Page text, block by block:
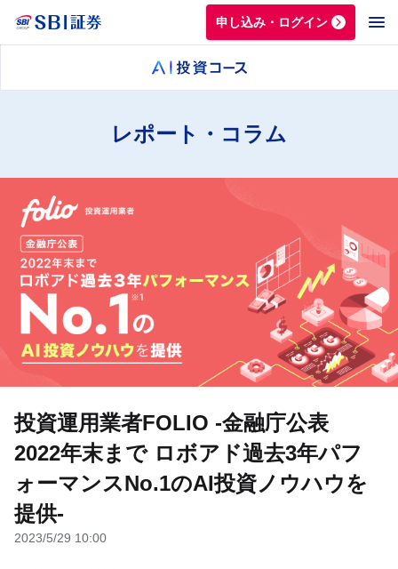
申し込み・ログイン
レポート・コラム
投資運用業者FOLIO -金融庁公表
2022年末まで ロボアド過去3年パフ
ォーマンスNo.1のAI投資ノウハウを
提供-
2023/5/29 10:00